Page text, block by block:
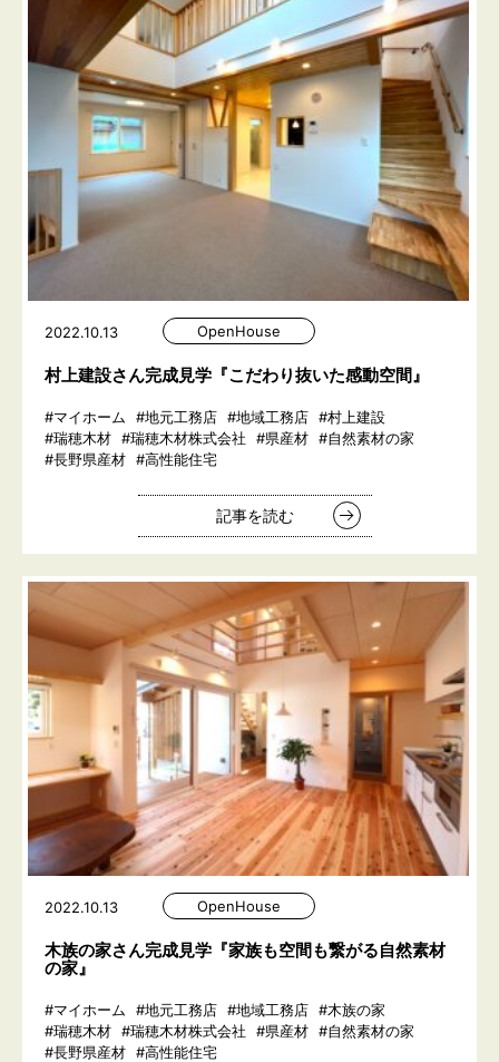
2022.10.13 OpenHouse
村上建設さん完成見学『こだわり抜いた感動空間』
#マイホーム #地元工務店 #地域工務店 #村上建設
#瑞穂木材 #瑞穂木材株式会社 #県産材 #自然素材の家
#長野県産材 #高性能住宅
記事を読む
2022.10.13 OpenHouse
木族の家さん完成見学『家族も空間も繋がる自然素材
の家』
#マイホーム #地元工務店 #地域工務店 #木族の家
#瑞穂木材 #瑞穂木材株式会社 #県産材 #自然素材の家
#長野県産材 #高性能住宅